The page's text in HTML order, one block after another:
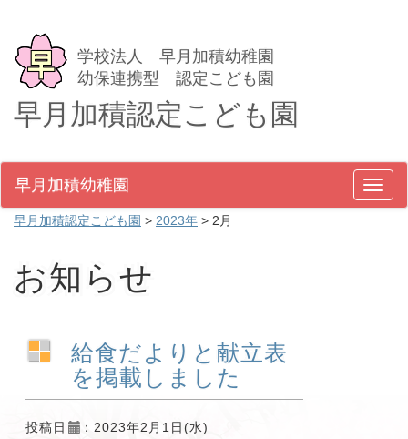
学校法人 早月加積幼稚園
幼保連携型 認定こども園
早月加積認定こども園
メ
ニ
早月加積幼稚園
早月加積認定こども園 > 2023年 > 2月
お知らせ
給食だよりと献立表
を掲載しました
投稿日
：2023年2月1日(水)